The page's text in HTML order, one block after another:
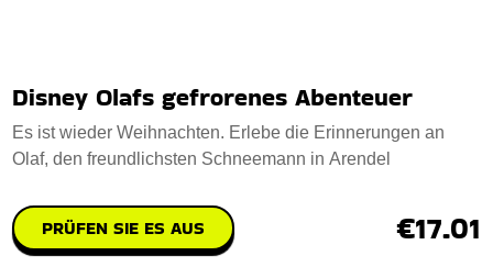
Disney Olafs gefrorenes Abenteuer
Es ist wieder Weihnachten. Erlebe die Erinnerungen an
Olaf, den freundlichsten Schneemann in Arendel
PRÜFEN SIE ES AUS €17.01